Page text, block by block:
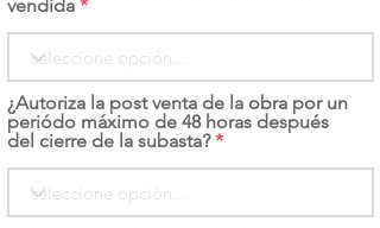
vendida
¿Autoriza la post venta de la obra por un
periódo máximo de 48 horas después
del cierre de la subasta?